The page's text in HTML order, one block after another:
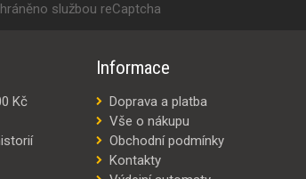
službou reCaptcha
Kč
Informace
Doprava a platba
Vše o nákupu
Obchodní podmínky
Kontakty